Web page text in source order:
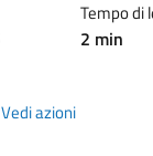
Tempo di
2 min
Vedi azioni